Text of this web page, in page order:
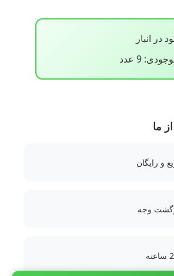
در انبار
9 عدد
ما
و رایگان
وجه